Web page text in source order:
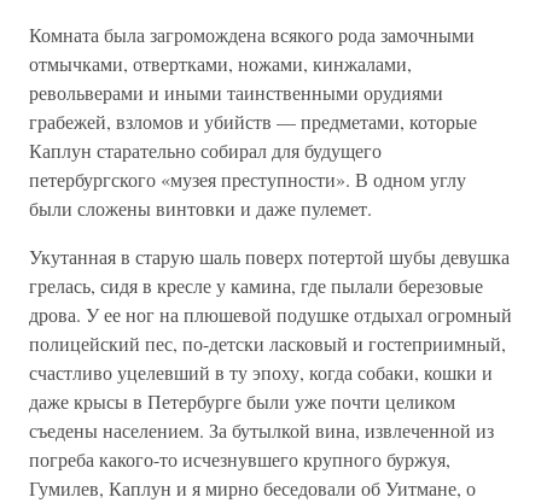
Комната была загромождена всякого рода замочными
отмычками, отвертками, ножами, кинжалами,
револьверами и иными таинственными орудиями
грабежей, взломов и убийств — предметами, которые
Каплун старательно собирал для будущего
петербургского «музея преступности». В одном углу
были сложены винтовки и даже пулемет.
Укутанная в старую шаль поверх потертой шубы девушка
грелась, сидя в кресле у камина, где пылали березовые
дрова. У ее ног на плюшевой подушке отдыхал огромный
полицейский пес, по-детски ласковый и гостеприимный,
счастливо уцелевший в ту эпоху, когда собаки, кошки и
даже крысы в Петербурге были уже почти целиком
съедены населением. За бутылкой вина, извлеченной из
погреба какого-то исчезнувшего крупного буржуя,
Гумилев, Каплун и я мирно беседовали об Уитмане, о